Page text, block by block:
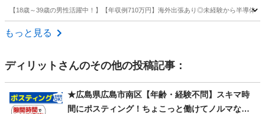
【18歳～39歳の男性活躍中！】【年収例710万円】海外出張あり◎未経験から半導体
福岡 北九州市
もっと見る
ディリット さんのその他の投稿記事：
★広島県広島市南区【年齢・経験不問】スキマ時
間にポスティング！ちょこっと働けてノルマな